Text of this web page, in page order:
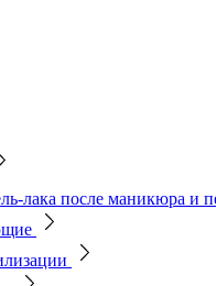
лака после маникюра и